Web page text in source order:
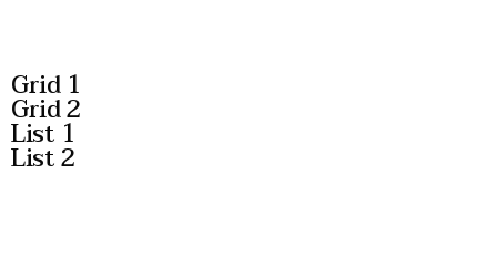
Grid 1
Grid 2
List 1
List 2